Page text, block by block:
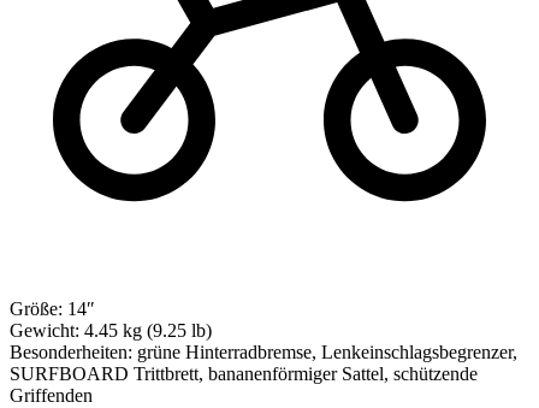
Größe: 14″
Gewicht: 4.45 kg (9.25 lb)
Besonderheiten: grüne Hinterradbremse, Lenkeinschlagsbegrenzer,
SURFBOARD Trittbrett, bananenförmiger Sattel, schützende
Griffenden